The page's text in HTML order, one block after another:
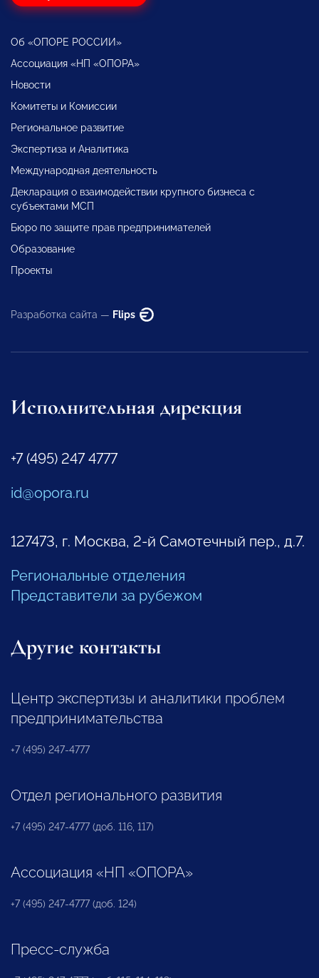
Об «ОПОРЕ РОССИИ»
Ассоциация «НП «ОПОРА»
Новости
Комитеты и Комиссии
Региональное развитие
Экспертиза и Аналитика
Международная деятельность
Декларация о взаимодействии крупного бизнеса с
субъектами МСП
Бюро по защите прав предпринимателей
Образование
Проекты
Разработка сайта — Flips
Исполнительная дирекция
+7 (495) 247 4777
id@opora.ru
127473, г. Москва, 2-й Самотечный пер., д.7.
Региональные отделения
Представители за рубежом
Другие контакты
Центр экспертизы и аналитики проблем
предпринимательства
+7 (495) 247-4777
Отдел регионального развития
+7 (495) 247-4777 (доб. 116, 117)
Ассоциация «НП «ОПОРА»
+7 (495) 247-4777 (доб. 124)
Пресс-служба